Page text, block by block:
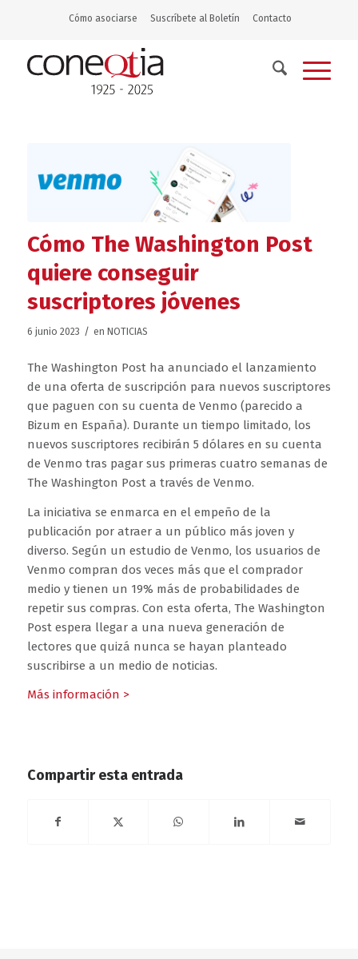
Cómo asociarse Suscríbete al Boletín Contacto
Cómo The Washington Post
quiere conseguir
suscriptores jóvenes
6 junio 2023 / en NOTICIAS
The Washington Post ha anunciado el lanzamiento
de una oferta de suscripción para nuevos suscriptores
que paguen con su cuenta de Venmo (parecido a
Bizum en España). Durante un tiempo limitado, los
nuevos suscriptores recibirán 5 dólares en su cuenta
de Venmo tras pagar sus primeras cuatro semanas de
The Washington Post a través de Venmo.
La iniciativa se enmarca en el empeño de la
publicación por atraer a un público más joven y
diverso. Según un estudio de Venmo, los usuarios de
Venmo compran dos veces más que el comprador
medio y tienen un 19% más de probabilidades de
repetir sus compras. Con esta oferta, The Washington
Post espera llegar a una nueva generación de
lectores que quizá nunca se hayan planteado
suscribirse a un medio de noticias.
Más información >
Compartir esta entrada